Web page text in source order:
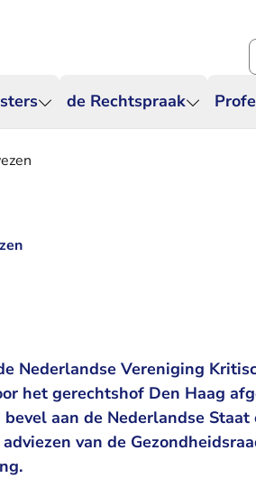
de Rechtspraak
Nederlandse Vereniging
het gerechtshof Den Haag
aan de Nederlandse
van de